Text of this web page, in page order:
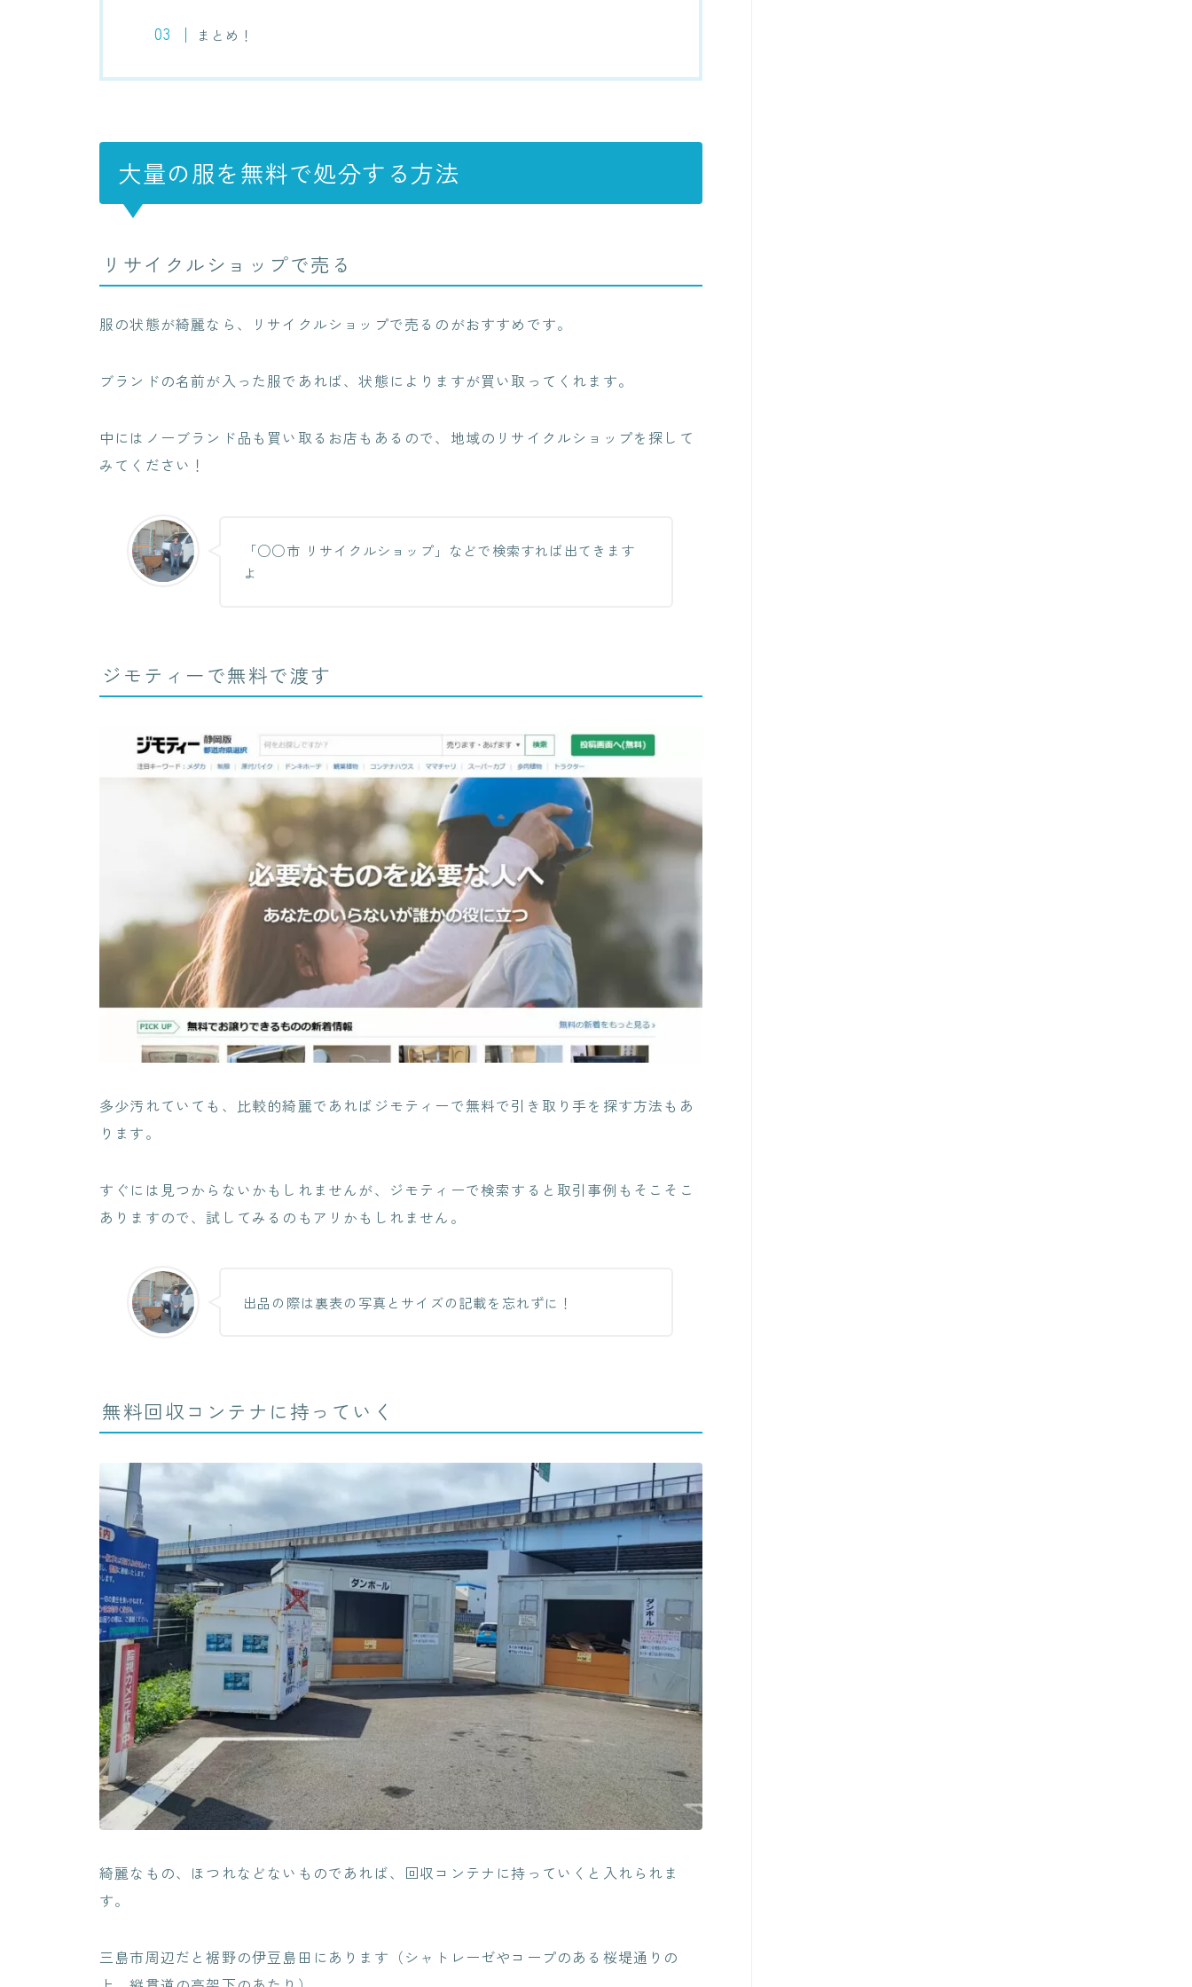
まとめ！
大量の服を無料で処分する方法
リサイクルショップで売る
服の状態が綺麗なら、リサイクルショップで売るのがおすすめ です。
ブランドの名前が入った服であれば、状態によりますが買い取ってくれます。
中にはノーブランド品も買い取るお店もある ので、地域のリサイクルショップを探して
みてください！
「○○市 リサイクルショップ」などで検索すれば出てきます
よ
ジモティーで無料で渡す
多少汚れていても、 比較的綺麗であればジモティーで無料で引き取り手を探す方法もあ
ります。
すぐには見つからないかもしれませんが、ジモティーで検索すると取引事例もそこそこ
ありますので、試してみるのもアリかもしれません。
出品の際は裏表の写真とサイズの記載を忘れずに！
無料回収コンテナに持っていく
綺麗なもの、ほつれなどないものであれば、回収コンテナに持っていくと入れられま
す。
三島市周辺だと裾野の伊豆島田にあります（シャトレーゼやコープのある桜堤通りの